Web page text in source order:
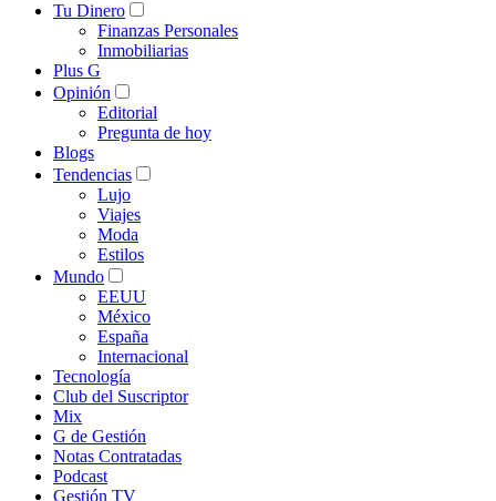
Tu Dinero
Finanzas Personales
Inmobiliarias
Plus G
Opinión
Editorial
Pregunta de hoy
Blogs
Tendencias
Lujo
Viajes
Moda
Estilos
Mundo
EEUU
México
España
Internacional
Tecnología
Club del Suscriptor
Mix
G de Gestión
Notas Contratadas
Podcast
Gestión TV